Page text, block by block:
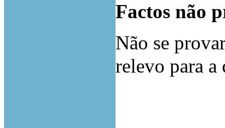
Factos não
Não se
relevo para a